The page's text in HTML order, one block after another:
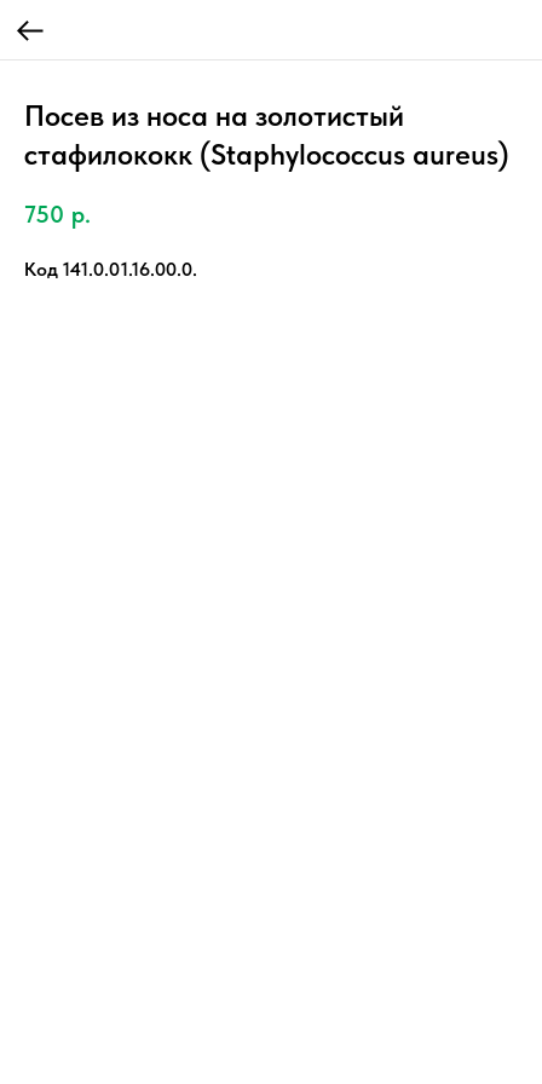
Посев из носа на золотистый
стафилококк (Staphylococcus aureus)
750 р.
Код 141.0.01.16.00.0.